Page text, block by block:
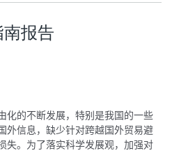
报告
化的不断发展，特别是我国的一些
外信息，缺少针对跨越国外贸易避
失。为了落实科学发展观，加强对